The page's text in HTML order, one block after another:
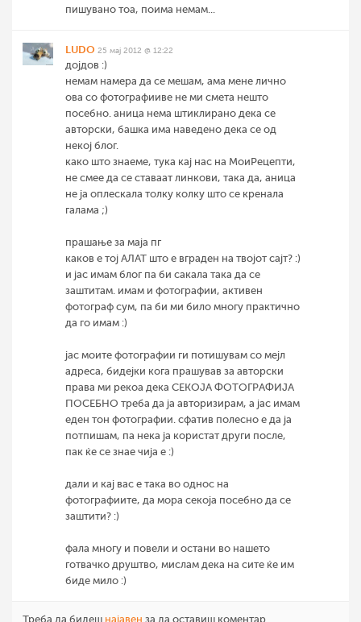
пишувано тоа, поима немам...
LUDO 25 мај 2012 @ 12:22
дојдов :)
немам намера да се мешам, ама мене лично
ова со фотографииве не ми смета нешто
посебно. аница нема штиклирано дека се
авторски, башка има наведено дека се од
некој блог.
како што знаеме, тука кај нас на МоиРецепти,
не смее да се ставаат линкови, така да, аница
не ја оплескала толку колку што се кренала
галама ;)
прашање за маја пг
каков е тој АЛАТ што е вграден на твојот сајт? :)
и јас имам блог па би сакала така да се
заштитам. имам и фотографии, активен
фотограф сум, па би ми било многу практично
да го имам :)
јас моите фотографии ги потишувам со мејл
адреса, бидејки кога прашував за авторски
права ми рекоа дека СЕКОЈА ФОТОГРАФИЈА
ПОСЕБНО треба да ја авторизирам, а јас имам
еден тон фотографии. сфатив полесно е да ја
потпишам, па нека ја користат други после,
пак ќе се знае чија е :)
дали и кај вас е така во однос на
фотографиите, да мора секоја посебно да се
заштити? :)
фала многу и повели и остани во нашето
готвачко друштво, мислам дека на сите ќе им
биде мило :)
Треба да бидеш најавен за да оставиш коментар.